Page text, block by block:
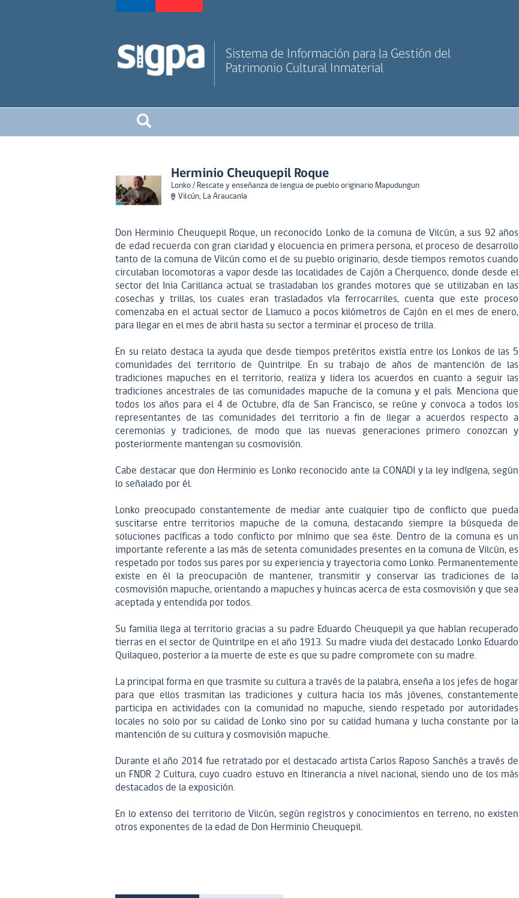
Sistema de Información para la Gestión del
Patrimonio Cultural Inmaterial
Herminio Cheuquepil Roque
Lonko / Rescate y enseñanza de lengua de pueblo originario Mapudungun
Vilcún, La Araucanía
Don Herminio Cheuquepil Roque, un reconocido Lonko de la comuna de Vilcún, a sus 92 años
de edad recuerda con gran claridad y elocuencia en primera persona, el proceso de desarrollo
tanto de la comuna de Vilcún como el de su pueblo originario, desde tiempos remotos cuando
circulaban locomotoras a vapor desde las localidades de Cajón a Cherquenco, donde desde el
sector del Inia Carillanca actual se trasladaban los grandes motores que se utilizaban en las
cosechas y trillas, los cuales eran trasladados vía ferrocarriles, cuenta que este proceso
comenzaba en el actual sector de Llamuco a pocos kilómetros de Cajón en el mes de enero,
para llegar en el mes de abril hasta su sector a terminar el proceso de trilla.
En su relato destaca la ayuda que desde tiempos pretéritos existía entre los Lonkos de las 5
comunidades del territorio de Quintrilpe. En su trabajo de años de mantención de las
tradiciones mapuches en el territorio, realiza y lidera los acuerdos en cuanto a seguir las
tradiciones ancestrales de las comunidades mapuche de la comuna y el país. Menciona que
todos los años para el 4 de Octubre, día de San Francisco, se reúne y convoca a todos los
representantes de las comunidades del territorio a fin de llegar a acuerdos respecto a
ceremonias y tradiciones, de modo que las nuevas generaciones primero conozcan y
posteriormente mantengan su cosmovisión.
Cabe destacar que don Herminio es Lonko reconocido ante la CONADI y la ley indígena, según
lo señalado por él.
Lonko preocupado constantemente de mediar ante cualquier tipo de conflicto que pueda
suscitarse entre territorios mapuche de la comuna, destacando siempre la búsqueda de
soluciones pacíficas a todo conflicto por mínimo que sea éste. Dentro de la comuna es un
importante referente a las más de setenta comunidades presentes en la comuna de Vilcún, es
respetado por todos sus pares por su experiencia y trayectoria como Lonko. Permanentemente
existe en él la preocupación de mantener, transmitir y conservar las tradiciones de la
cosmovisión mapuche, orientando a mapuches y huincas acerca de esta cosmovisión y que sea
aceptada y entendida por todos.
Su familia llega al territorio gracias a su padre Eduardo Cheuquepil ya que habían recuperado
tierras en el sector de Quintrilpe en el año 1913. Su madre viuda del destacado Lonko Eduardo
Quilaqueo, posterior a la muerte de este es que su padre compromete con su madre.
La principal forma en que trasmite su cultura a través de la palabra, enseña a los jefes de hogar
para que ellos trasmitan las tradiciones y cultura hacia los más jóvenes, constantemente
participa en actividades con la comunidad no mapuche, siendo respetado por autoridades
locales no solo por su calidad de Lonko sino por su calidad humana y lucha constante por la
mantención de su cultura y cosmovisión mapuche.
Durante el año 2014 fue retratado por el destacado artista Carlos Raposo Sanchés a través de
un FNDR 2 Cultura, cuyo cuadro estuvo en Itinerancia a nivel nacional, siendo uno de los más
destacados de la exposición.
En lo extenso del territorio de Vilcún, según registros y conocimientos en terreno, no existen
otros exponentes de la edad de Don Herminio Cheuquepil.